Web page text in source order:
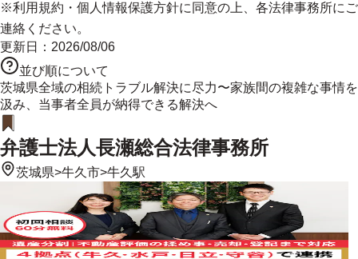
※利用規約 ・ 個人情報保護方針に同意の上、各法律事務所にご
連絡ください。
更新日： 2026/08/06
並び順について
茨城県全域の相続トラブル解決に尽力〜家族間の複雑な事情を
汲み、当事者全員が納得できる解決へ
弁護士法人長瀬総合法律事務所
茨城県>牛久市>牛久駅